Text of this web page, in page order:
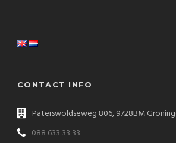
CONTACT INFO
Paterswoldseweg 806, 9728BM
088 633 33 33